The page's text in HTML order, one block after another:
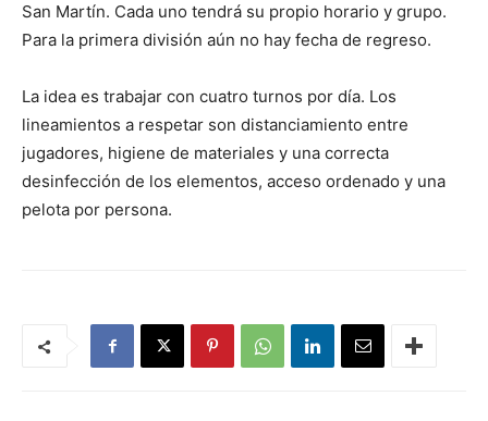
San Martín. Cada uno tendrá su propio horario y grupo.
Para la primera división aún no hay fecha de regreso.
La idea es trabajar con cuatro turnos por día. Los
lineamientos a respetar son distanciamiento entre
jugadores, higiene de materiales y una correcta
desinfección de los elementos, acceso ordenado y una
pelota por persona.